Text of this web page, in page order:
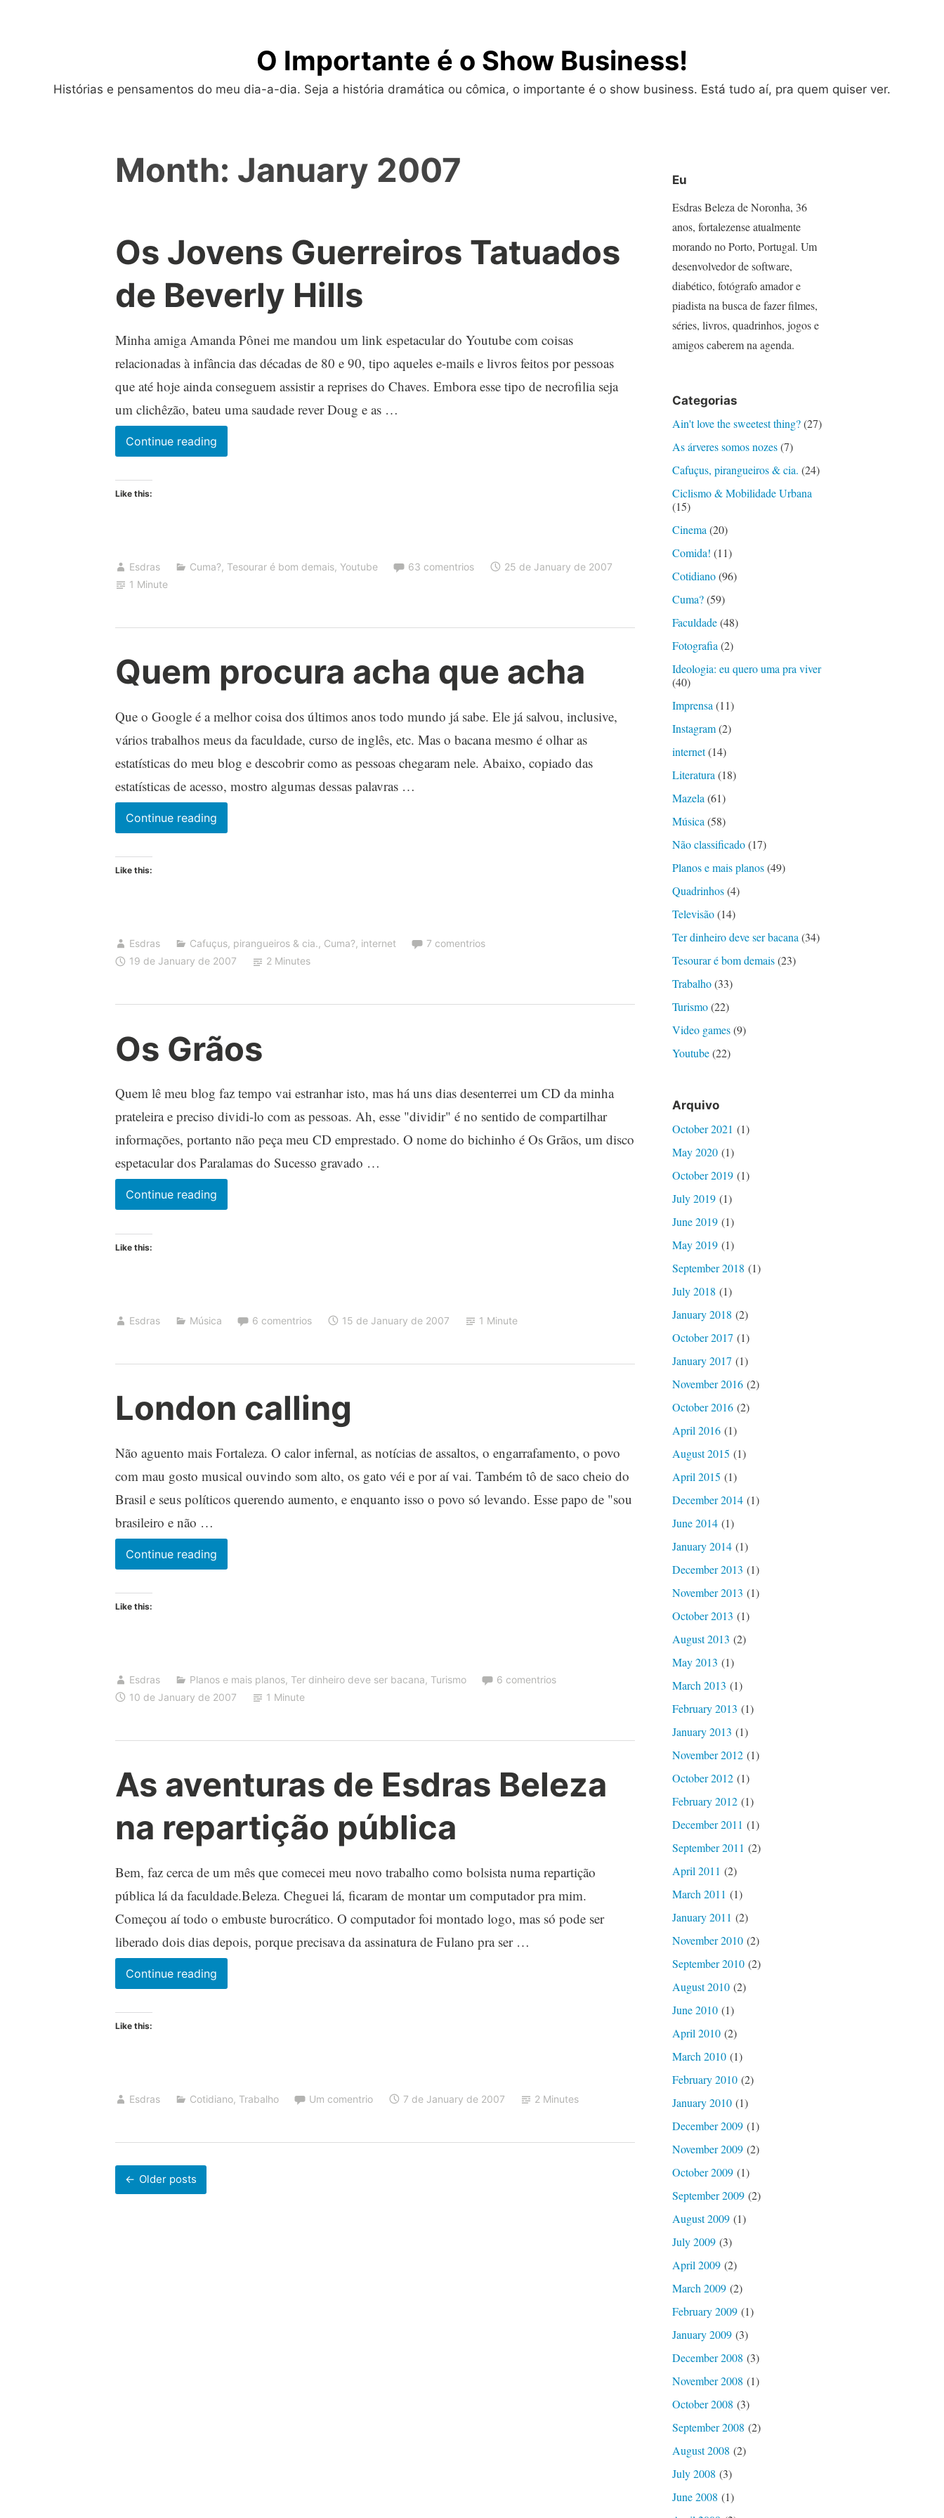
O Importante é o Show Business!
Histórias e pensamentos do meu dia-a-dia. Seja a história dramática ou cômica, o importante é o show business. Está tudo aí, pra quem quiser ver.
Month: January 2007
Os Jovens Guerreiros Tatuados
de Beverly Hills
Minha amiga Amanda Pônei me mandou um link espetacular do Youtube com coisas
relacionadas à infância das décadas de 80 e 90, tipo aqueles e-mails e livros feitos por pessoas
que até hoje ainda conseguem assistir a reprises do Chaves. Embora esse tipo de necrofilia seja
um clichêzão, bateu uma saudade rever Doug e as …
Continue readingOs
Jovens
Like this:
Esdras Cuma?, Tesourar é bom demais, Youtube 63 comentrios
25 de January de 2007
1 Minute
Quem procura acha que acha
Que o Google é a melhor coisa dos últimos anos todo mundo já sabe. Ele já salvou, inclusive,
vários trabalhos meus da faculdade, curso de inglês, etc. Mas o bacana mesmo é olhar as
estatísticas do meu blog e descobrir como as pessoas chegaram nele. Abaixo, copiado das
estatísticas de acesso, mostro algumas dessas palavras …
Continue readingQuem
procura
Like this:
Esdras Cafuçus, pirangueiros & cia., Cuma?, internet
7 comentrios
19 de January de 2007
2 Minutes
Os Grãos
Quem lê meu blog faz tempo vai estranhar isto, mas há uns dias desenterrei um CD da minha
prateleira e preciso dividi-lo com as pessoas. Ah, esse "dividir" é no sentido de compartilhar
informações, portanto não peça meu CD emprestado. O nome do bichinho é Os Grãos, um disco
espetacular dos Paralamas do Sucesso gravado …
Continue readingOs
Grãos
Like this:
Esdras Música 6 comentrios 15 de January de 2007 1 Minute
London calling
Não aguento mais Fortaleza. O calor infernal, as notícias de assaltos, o engarrafamento, o povo
com mau gosto musical ouvindo som alto, os gato véi e por aí vai. Também tô de saco cheio do
Brasil e seus políticos querendo aumento, e enquanto isso o povo só levando. Esse papo de "sou
brasileiro e não …
Continue readingLondon
calling
Like this:
Esdras Planos e mais planos, Ter dinheiro deve ser bacana, Turismo
6 comentrios
10 de January de 2007
1 Minute
As aventuras de Esdras Beleza
na repartição pública
Bem, faz cerca de um mês que comecei meu novo trabalho como bolsista numa repartição
pública lá da faculdade.Beleza. Cheguei lá, ficaram de montar um computador pra mim.
Começou aí todo o embuste burocrático. O computador foi montado logo, mas só pode ser
liberado dois dias depois, porque precisava da assinatura de Fulano pra ser …
Continue readingAs
aventuras
Like this:
Esdras Cotidiano, Trabalho Um comentrio 7 de January de 2007 2 Minutes
Posts
navigation
Older posts
Eu
Esdras Beleza de Noronha, 36
anos, fortalezense atualmente
morando no Porto, Portugal. Um
desenvolvedor de software,
diabético, fotógrafo amador e
piadista na busca de fazer filmes,
séries, livros, quadrinhos, jogos e
amigos caberem na agenda.
Categorias
Ain't love the sweetest thing?(27)
As árveres somos nozes(7)
Cafuçus, pirangueiros & cia. (24)
Ciclismo & Mobilidade Urbana
(15)
Cinema(20)
Comida! (11)
Cotidiano(96)
Cuma?(59)
Faculdade(48)
Fotografia(2)
Ideologia: eu quero uma pra viver
(40)
Imprensa(11)
Instagram(2)
internet(14)
Literatura(18)
Mazela(61)
Música(58)
Não classificado(17)
Planos e mais planos(49)
Quadrinhos(4)
Televisão(14)
Ter dinheiro deve ser bacana(34)
Tesourar é bom demais(23)
Trabalho(33)
Turismo(22)
Video games(9)
Youtube(22)
Arquivo
October 2021 (1)
May 2020(1)
October 2019(1)
July 2019(1)
June 2019(1)
May 2019(1)
September 2018 (1)
July 2018 (1)
January 2018 (2)
October 2017 (1)
January 2017 (1)
November 2016(2)
October 2016(2)
April 2016(1)
August 2015 (1)
April 2015 (1)
December 2014(1)
June 2014(1)
January 2014(1)
December 2013 (1)
November 2013 (1)
October 2013 (1)
August 2013 (2)
May 2013 (1)
March 2013 (1)
February 2013 (1)
January 2013 (1)
November 2012(1)
October 2012(1)
February 2012(1)
December 2011 (1)
September 2011 (2)
April 2011 (2)
March 2011 (1)
January 2011 (2)
November 2010(2)
September 2010(2)
August 2010(2)
June 2010(1)
April 2010(2)
March 2010(1)
February 2010(2)
January 2010(1)
December 2009(1)
November 2009(2)
October 2009(1)
September 2009(2)
August 2009(1)
July 2009(3)
April 2009(2)
March 2009(2)
February 2009(1)
January 2009(3)
December 2008 (3)
November 2008 (1)
October 2008 (3)
September 2008 (2)
August 2008 (2)
July 2008 (3)
June 2008 (1)